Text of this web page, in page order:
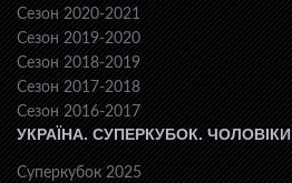
Сезон 2020-2021
Сезон 2019-2020
Сезон 2018-2019
Сезон 2017-2018
Сезон 2016-2017
УКРАЇНА. СУПЕРКУБОК. ЧОЛОВІКИ
Суперкубок 2025